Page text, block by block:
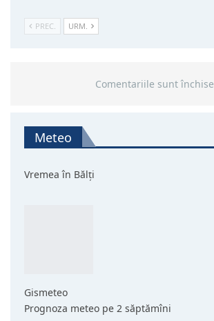
PREC. URM.
Comentariile sunt închise
Meteo
Vremea în Bălți
Gismeteo
Prognoza meteo pe 2 săptămîni